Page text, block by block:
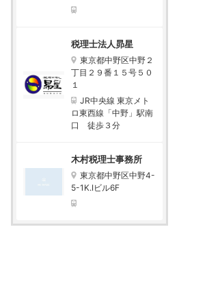
税理士法人昴星
東京都中野区中野２
丁目２９番１５号５０
１
JR中央線 東京メト
ロ東西線「中野」駅南
口 徒歩３分
木村税理士事務所
東京都中野区中野4-
5-1K.Iビル6F